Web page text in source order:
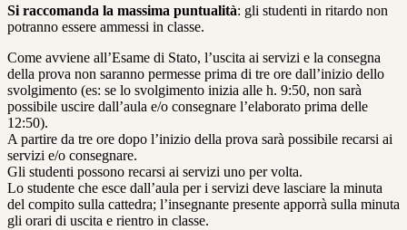
Si raccomanda la massima puntualità: gli studenti in ritardo non
potranno essere ammessi in classe.
Come avviene all’Esame di Stato, l’uscita ai servizi e la consegna
della prova non saranno permesse prima di tre ore dall’inizio dello
svolgimento (es: se lo svolgimento inizia alle h. 9:50, non sarà
possibile uscire dall’aula e/o consegnare l’elaborato prima delle
12:50).
A partire da tre ore dopo l’inizio della prova sarà possibile recarsi ai
servizi e/o consegnare.
Gli studenti possono recarsi ai servizi uno per volta.
Lo studente che esce dall’aula per i servizi deve lasciare la minuta
del compito sulla cattedra; l’insegnante presente apporrà sulla minuta
gli orari di uscita e rientro in classe.